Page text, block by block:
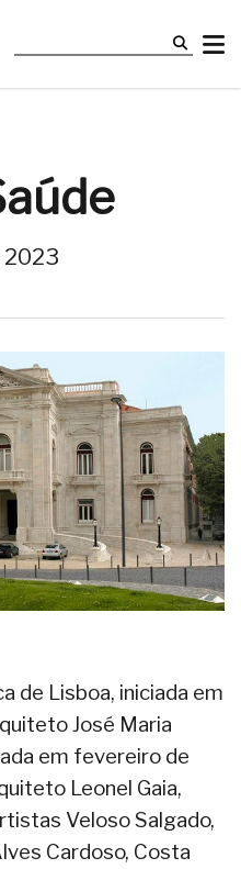
2023
de Lisboa, iniciada em
José Maria
em fevereiro de
Leonel Gaia,
Veloso Salgado,
Cardoso, Costa